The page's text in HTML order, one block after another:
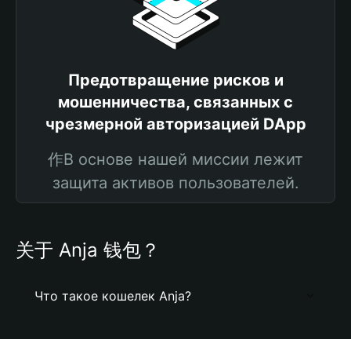
Предотвращение рисков и
мошенничества, связанных с
чрезмерной авторизацией DApp
作В основе нашей миссии лежит
защита активов пользователей.
关于 Anja 钱包？
Что такое кошелек Anja?